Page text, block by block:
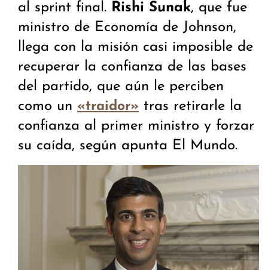
al sprint final. Rishi Sunak, que fue
ministro de Economía de Johnson,
llega con la misión casi imposible de
recuperar la confianza de las bases
del partido, que aún le perciben
como un «traidor» tras retirarle la
confianza al primer ministro y forzar
su caída, según apunta El Mundo.